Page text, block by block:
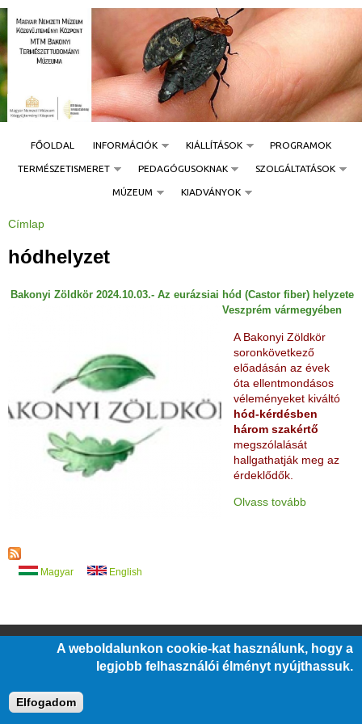
Jump to navigation
FŐOLDAL INFORMÁCIÓK KIÁLLÍTÁSOK PROGRAMOK
TERMÉSZETISMERET PEDAGÓGUSOKNAK SZOLGÁLTATÁSOK
MÚZEUM KIADVÁNYOK
J
l
e
e
g
Címlap
hódhelyzet
Bakonyi Zöldkör 2024.10.03.- Az eurázsiai hód (Castor fiber) helyzete
Veszprém vármegyében
A Bakonyi Zöldkör
soronkövetkező
előadásán az évek
óta ellentmondásos
véleményeket kiváltó
hód-kérdésben
három szakértő
megszólalását
hallgathatják meg az
érdeklődők.
Olvass tovább
Magyar English
ÁLLÁSOK/ÜVEGZSEB /KÖZÉRDEKŰ ADATOK/
/ PÁLYÁZATOK/ JOGI NYILATKOZATOK/
A weboldalunkon cookie-kat használunk, hogy a
legjobb felhasználói élményt nyújthassuk.
Elfogadom